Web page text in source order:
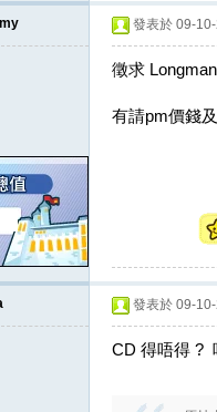
發表於 09-
徵求
有請pm價錢
發表於 09-
CD 得唔得 ?